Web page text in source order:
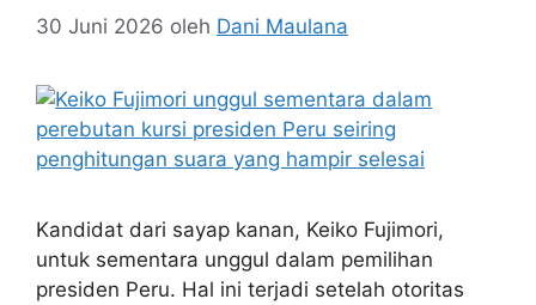
30 Juni 2026 oleh Dani Maulana
Kandidat dari sayap kanan, Keiko Fujimori,
untuk sementara unggul dalam pemilihan
presiden Peru. Hal ini terjadi setelah otoritas